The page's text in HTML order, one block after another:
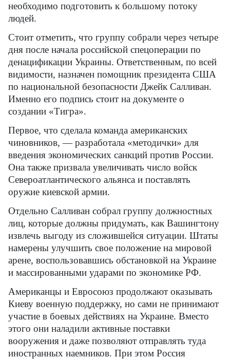
необходимо подготовить к большому потоку
людей.
Стоит отметить, что группу собрали через четыре
дня после начала российской спецоперации по
денацификации Украины. Ответственным, по всей
видимости, назначен помощник президента США
по национальной безопасности Джейк Салливан.
Именно его подпись стоит на документе о
создании «Тигра».
Первое, что сделала команда американских
чиновников, — разработала «методички» для
введения экономических санкций против России.
Она также призвала увеличивать число войск
Североатлантического альянса и поставлять
оружие киевской армии.
Отдельно Салливан собрал группу должностных
лиц, которые должны придумать, как Вашингтону
извлечь выгоду из сложившейся ситуации. Штаты
намерены улучшить свое положение на мировой
арене, воспользовавшись обстановкой на Украине
и массированными ударами по экономике РФ.
Американцы и Евросоюз продолжают оказывать
Киеву военную поддержку, но сами не принимают
участие в боевых действиях на Украине. Вместо
этого они наладили активные поставки
вооружения и даже позволяют отправлять туда
иностранных наемников. При этом Россия